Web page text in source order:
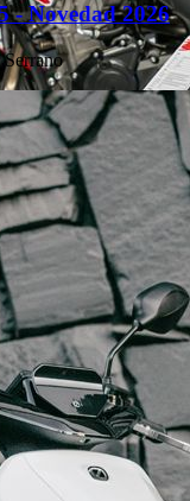
- Novedad 2026
Serrano